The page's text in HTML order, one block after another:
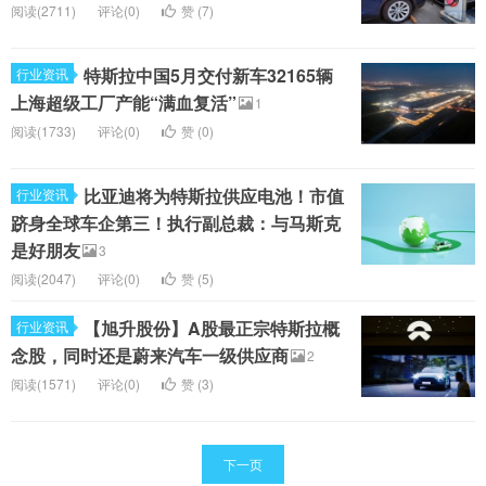
阅读(2711)
评论(0) 赞 (7)
行业资讯
特斯拉中国5月交付新车32165辆
上海超级工厂产能“满血复活”
1
阅读(1733)
评论(0) 赞 (0)
行业资讯
比亚迪将为特斯拉供应电池！市值
跻身全球车企第三！执行副总裁：与马斯克
是好朋友
3
阅读(2047)
评论(0) 赞 (5)
行业资讯
【旭升股份】A股最正宗特斯拉概
念股，同时还是蔚来汽车一级供应商
2
阅读(1571)
评论(0) 赞 (3)
下一页